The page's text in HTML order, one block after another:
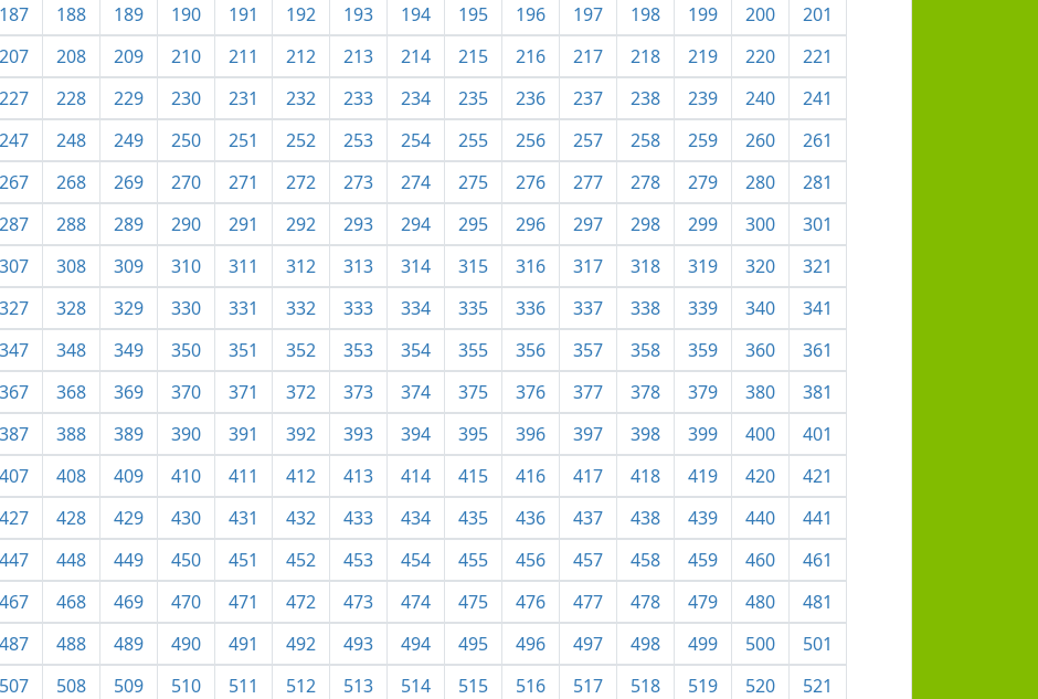
187 188 189 190 191 192 193 194 195 196 197 198 199 200
201
207 208 209 210 211 212 213 214 215 216 217 218 219 220
221
227 228 229 230 231 232 233 234 235 236 237 238 239 240
241
247 248 249 250 251 252 253 254 255 256 257 258 259 260
261
267 268 269 270 271 272 273 274 275 276 277 278 279 280
281
287 288 289 290 291 292 293 294 295 296 297 298 299 300
301
307 308 309 310 311 312 313 314 315 316 317 318 319 320
321
327 328 329 330 331 332 333 334 335 336 337 338 339 340
341
347 348 349 350 351 352 353 354 355 356 357 358 359 360
361
367 368 369 370 371 372 373 374 375 376 377 378 379 380
381
387 388 389 390 391 392 393 394 395 396 397 398 399 400
401
407 408 409 410 411 412 413 414 415 416 417 418 419 420
421
427 428 429 430 431 432 433 434 435 436 437 438 439 440
441
447 448 449 450 451 452 453 454 455 456 457 458 459 460
461
467 468 469 470 471 472 473 474 475 476 477 478 479 480
481
487 488 489 490 491 492 493 494 495 496 497 498 499 500
501
507 508 509 510 511 512 513 514 515 516 517 518 519 520
521